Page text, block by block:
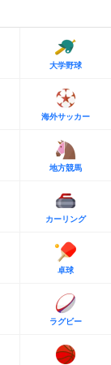
大学野球
海外サッカー
地方競馬
カーリング
卓球
ラグビー